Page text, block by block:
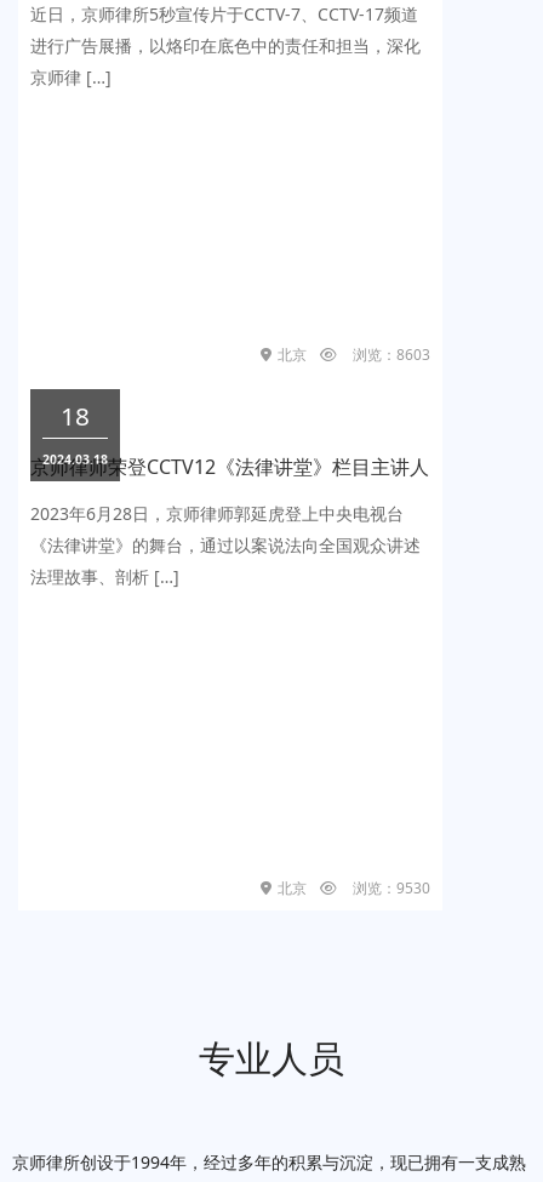
近日，京师律所5秒宣传片于CCTV-7、CCTV-17频道
进行广告展播，以烙印在底色中的责任和担当，深化
京师律 […]
北京 浏览：8603
18
2024.03.18
京师律师荣登CCTV12《法律讲堂》栏目主讲人
2023年6月28日，京师律师郭延虎登上中央电视台
《法律讲堂》的舞台，通过以案说法向全国观众讲述
法理故事、剖析 […]
北京 浏览：9530
专业人员
京师律所创设于1994年，经过多年的积累与沉淀，现已拥有一支成熟